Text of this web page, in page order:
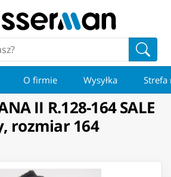
O firmie Wysyłka Strefa
II R.128-164 SALE
rozmiar 164